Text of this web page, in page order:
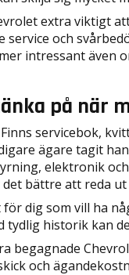
extra viktigt
service och
intressant även
på när
servicebok,
ägare tagit
elektronik
bättre att reda
för dig som vill ha
tydlig historik kan
begagnade
och